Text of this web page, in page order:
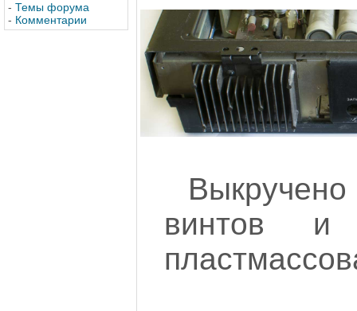
- Темы форума
- Комментарии
винтов и